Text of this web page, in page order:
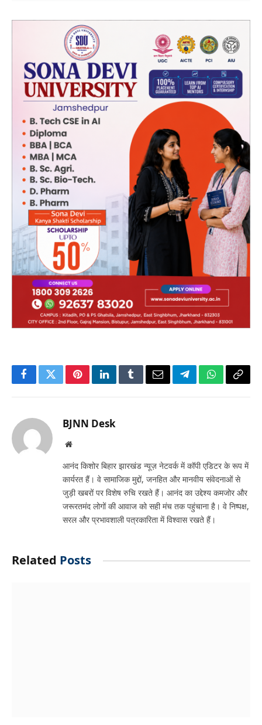
FacebookTwitterPinterestLinkedInTumblrEmailTelegramWhatsApp
Copy
BJNN Desk
Website
आनंद किशोर बिहार झारखंड न्यूज़ नेटवर्क में कॉपी एडिटर के रूप में
कार्यरत हैं। वे सामाजिक मुद्दों, जनहित और मानवीय संवेदनाओं से
जुड़ी खबरों पर विशेष रुचि रखते हैं। आनंद का उद्देश्य कमजोर और
जरूरतमंद लोगों की आवाज को सही मंच तक पहुंचाना है। वे निष्पक्ष,
सरल और प्रभावशाली पत्रकारिता में विश्वास रखते हैं।
Related Posts